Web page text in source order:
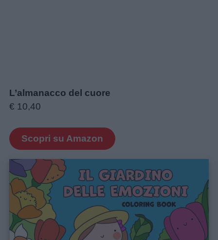
L’almanacco del cuore
€ 10,40
Scopri su Amazon